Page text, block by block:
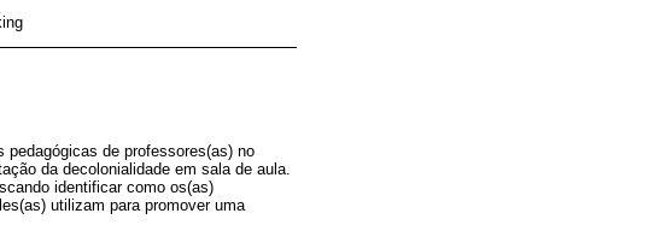
pedagógicas de professores(as) no
da decolonialidade em sala de aula.
identificar como os(as)
utilizam para promover uma